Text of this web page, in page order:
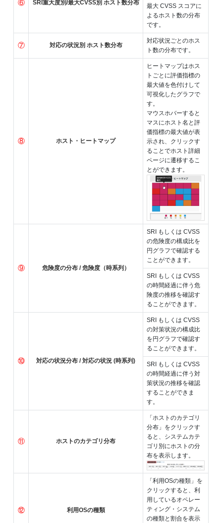
⑥ SRI重大度別/最大CVSS別 ホスト数分布
最大 CVSS スコアに
よるホスト数の分布
です。
⑦ 対応の状況別 ホスト数分布
対応状況ごとのホス
ト数の分布です。
⑧ ホスト・ヒートマップ
ヒートマップはホス
トごとに評価指標の
最大値を色付けして
可視化したグラフで
す。
マウスホバーすると
マスにホスト名と評
価指標の最大値が表
示され、クリックす
ることでホスト詳細
ページに遷移するこ
とができます。
⑨ 危険度の分布 / 危険度（時系列）
SRI もしくは CVSS
の危険度の構成比を
円グラフで確認する
ことができます。
SRI もしくは CVSS
の時間経過に伴う危
険度の推移を確認す
ることができます。
⑩ 対応の状況分布 / 対応の状況 (時系列)
SRI もしくは CVSS
の対策状況の構成比
を円グラフで確認す
ることができます。
SRI もしくは CVSS
の時間経過に伴う対
策状況の推移を確認
することができま
す。
⑪ ホストのカテゴリ分布
「ホストのカテゴリ
分布」をクリックす
ると、システムカテ
ゴリ別にホストの分
布を表示します。
⑫ 利用OSの種類
「利用OSの種類」を
クリックすると、利
用しているオペレー
ティング・システム
の種類と割合を表示